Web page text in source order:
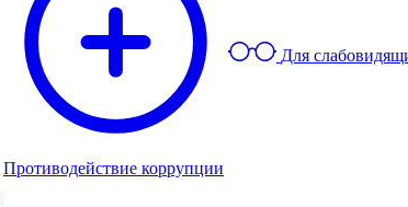
Противодействие коррупции
Для